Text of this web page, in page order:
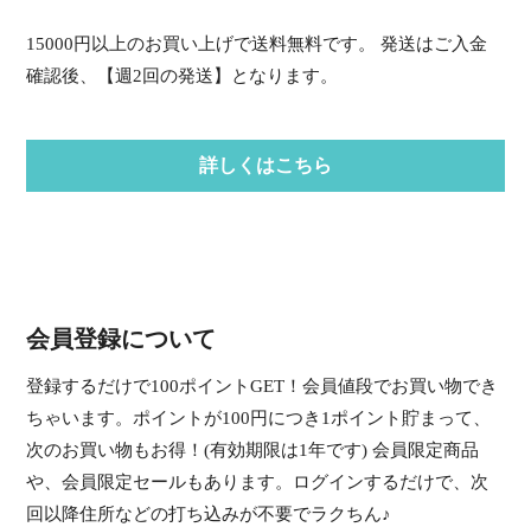
15000円以上のお買い上げで送料無料です。 発送はご入金
確認後、【週2回の発送】となります。
詳しくはこちら
会員登録について
登録するだけで100ポイントGET！会員値段でお買い物でき
ちゃいます。ポイントが100円につき1ポイント貯まって、
次のお買い物もお得！(有効期限は1年です) 会員限定商品
や、会員限定セールもあります。ログインするだけで、次
回以降住所などの打ち込みが不要でラクちん♪